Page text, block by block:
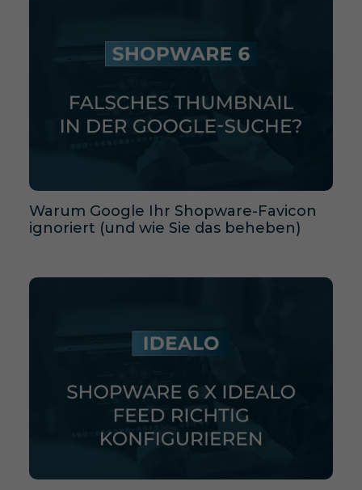
Warum Google Ihr Shopware-Favicon
ignoriert (und wie Sie das beheben)